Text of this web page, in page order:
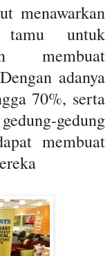
menawarkan
untuk
membuat
adanya
70%, serta
gedung
membuat